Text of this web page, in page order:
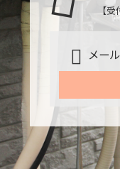
【受
メー